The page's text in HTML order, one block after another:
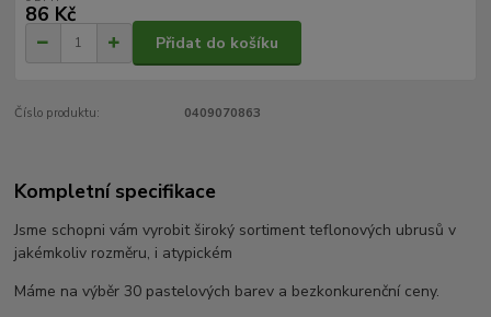
86 Kč
Přidat do košíku
Číslo produktu: 0409070863
Kompletní specifikace
Jsme schopni vám vyrobit široký sortiment teflonových ubrusů v
jakémkoliv rozměru, i atypickém
Máme na výběr 30 pastelových barev a bezkonkurenční ceny.